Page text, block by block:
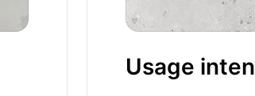
Usage